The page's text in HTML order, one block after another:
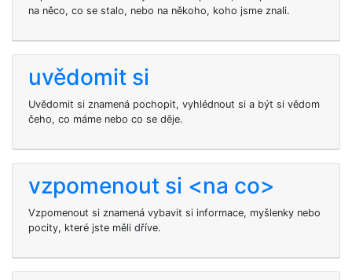
na něco, co se stalo, nebo na někoho, koho jsme znali.
uvědomit si
Uvědomit si znamená pochopit, vyhlédnout si a být si vědom
čeho, co máme nebo co se děje.
vzpomenout si <na co>
Vzpomenout si znamená vybavit si informace, myšlenky nebo
pocity, které jste měli dříve.